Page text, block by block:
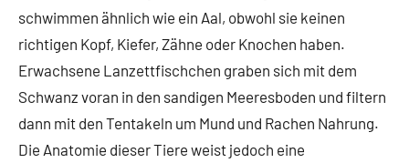
schwimmen ähnlich wie ein Aal, obwohl sie keinen
richtigen Kopf, Kiefer, Zähne oder Knochen haben.
Erwachsene Lanzettfischchen graben sich mit dem
Schwanz voran in den sandigen Meeresboden und filtern
dann mit den Tentakeln um Mund und Rachen Nahrung.
Die Anatomie dieser Tiere weist jedoch eine